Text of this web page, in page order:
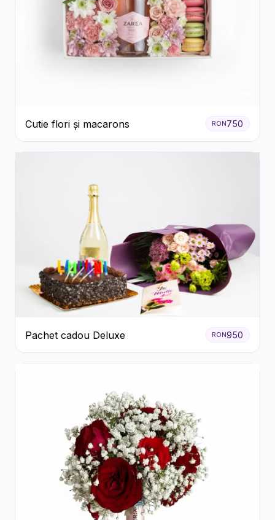
Cutie flori și macarons RON 750
Pachet cadou Deluxe RON950